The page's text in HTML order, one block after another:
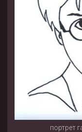
портрет